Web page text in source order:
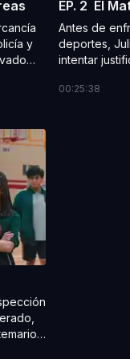
y
le
EP. 2 El
Antes de
deportes,
intentar
por Santiago
00:25:38